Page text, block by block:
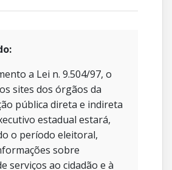
a Lei n. 9.504/97, o
sites dos órgãos da
pública direta e indireta
estadual estará,
o período eleitoral,
sobre
serviços ao cidadão e à